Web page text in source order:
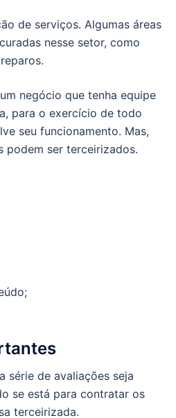
de serviços. Algumas áreas
nesse setor, como
negócio que tenha equipe
para o exercício de todo
seu funcionamento. Mas,
podem ser terceirizados.
série de avaliações seja
se está para contratar os
terceirizada.